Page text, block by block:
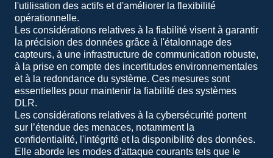
l'utilisation des actifs et d'améliorer la flexibilité
opérationnelle.
Les considérations relatives à la fiabilité visent à garantir
la précision des données grâce à l'étalonnage des
capteurs, à une infrastructure de communication robuste,
à la prise en compte des incertitudes environnementales
et à la redondance du système. Ces mesures sont
essentielles pour maintenir la fiabilité des systèmes
DLR.
Les considérations relatives à la cybersécurité portent
sur l’étendue des menaces, notamment la
confidentialité, l'intégrité et la disponibilité des données.
Elle aborde les modes d'attaque courants tels que le